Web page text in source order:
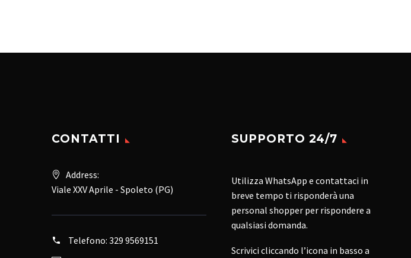
CONTATTI
Address:
Viale XXV Aprile - Spoleto (PG)
Telefono: 329 9569151
SUPPORTO 24/7
Utilizza WhatsApp e contattaci in
breve tempo ti risponderà una
personal shopper per rispondere a
qualsiasi domanda.
Scrivici cliccando l’icona in basso a